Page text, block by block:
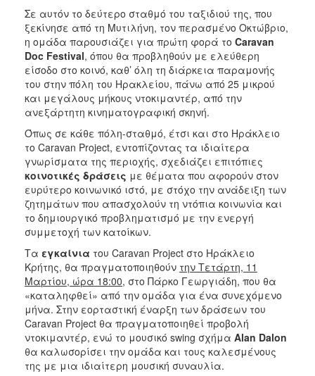
Σε αυτόν το δεύτερο σταθμό του ταξιδιού της, που
ξεκίνησε από τη Μυτιλήνη, τον περασμένο Οκτώβριο,
η ομάδα παρουσιάζει για πρώτη φορά το Caravan
Doc Festival, όπου θα προβληθούν με ελεύθερη
είσοδο στο κοινό, καθ’ όλη τη διάρκεια παραμονής
του στην πόλη του Ηρακλείου, πάνω από 25 μικρού
και μεγάλους μήκους ντοκιμαντέρ, από την
ανεξάρτητη κινηματογραφική σκηνή.
Όπως σε κάθε πόλη-σταθμό, έτσι και στο Ηράκλειο
το Caravan Project, εντοπίζοντας τα ιδιαίτερα
γνωρίσματα της περιοχής, σχεδιάζει επιτόπιες
κοινοτικές δράσεις με θέματα που αφορούν στον
ευρύτερο κοινωνικό ιστό, με στόχο την ανάδειξη των
ζητημάτων που απασχολούν τη ντόπια κοινωνία και
το δημιουργικό προβληματισμό με την ενεργή
συμμετοχή των κατοίκων.
Τα εγκαίνια του Caravan Project στο Ηράκλειο
Κρήτης, θα πραγματοποιηθούν την Τετάρτη, 11
Μαρτίου, ώρα 18:00, στο Πάρκο Γεωργιάδη, που θα
«καταληφθεί» από την ομάδα για ένα συνεχόμενο
μήνα. Στην εορταστική έναρξη των δράσεων του
Caravan Project θα πραγματοποιηθεί προβολή
ντοκιμαντέρ, ενώ το μουσικό swing σχήμα Alan Dalon
θα καλωσορίσει την ομάδα και τους καλεσμένους
της με μια ιδιαίτερη μουσική συναυλία.